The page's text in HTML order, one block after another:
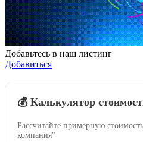
Добавьтесь в наш листинг
Добавиться
💰 Калькулятор
Рассчитайте примерную
компания"